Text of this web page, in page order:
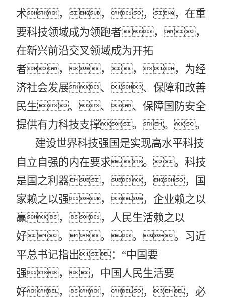
术，，，，在重
要科技领域成为领跑者，，
在新兴前沿交叉领域成为开拓
者，，，，为经
济社会发展、、保障和改善
民生、、、保障国防安全
提供有力科技支撑。。。
建设世界科技强国是实现高水平科技
自立自强的内在要求。。科技
是国之利器，，，国
家赖之以强，，企业赖之以
赢，，人民生活赖之以
好。。。。习近
平总书记指出： “中国要
强，，中国人民生活要
好，，，，必